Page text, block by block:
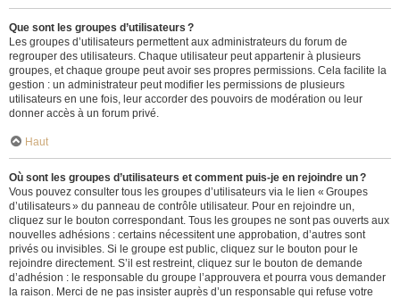
Que sont les groupes d’utilisateurs ?
Les groupes d’utilisateurs permettent aux administrateurs du forum de
regrouper des utilisateurs. Chaque utilisateur peut appartenir à plusieurs
groupes, et chaque groupe peut avoir ses propres permissions. Cela facilite la
gestion : un administrateur peut modifier les permissions de plusieurs
utilisateurs en une fois, leur accorder des pouvoirs de modération ou leur
donner accès à un forum privé.
Haut
Où sont les groupes d’utilisateurs et comment puis-je en rejoindre un ?
Vous pouvez consulter tous les groupes d’utilisateurs via le lien « Groupes
d’utilisateurs » du panneau de contrôle utilisateur. Pour en rejoindre un,
cliquez sur le bouton correspondant. Tous les groupes ne sont pas ouverts aux
nouvelles adhésions : certains nécessitent une approbation, d’autres sont
privés ou invisibles. Si le groupe est public, cliquez sur le bouton pour le
rejoindre directement. S’il est restreint, cliquez sur le bouton de demande
d’adhésion : le responsable du groupe l’approuvera et pourra vous demander
la raison. Merci de ne pas insister auprès d’un responsable qui refuse votre